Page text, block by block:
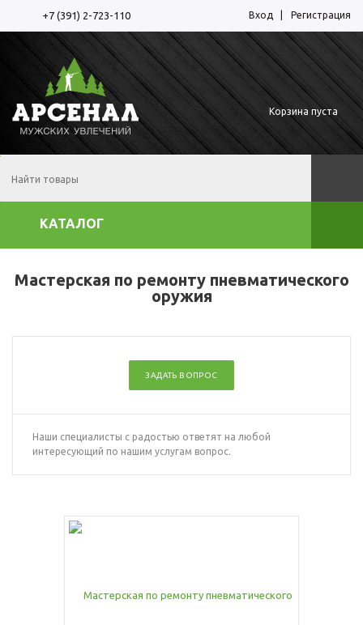
+7 (391) 2-723-110 Вход Регистрация
КАТАЛОГ
Корзина пуста
Мастерская по ремонту пневматического
оружия
ЗАДАТЬ ВОПРОС
Наши специалисты с радостью ответят на любой
интересующий по нашим услугам вопрос.